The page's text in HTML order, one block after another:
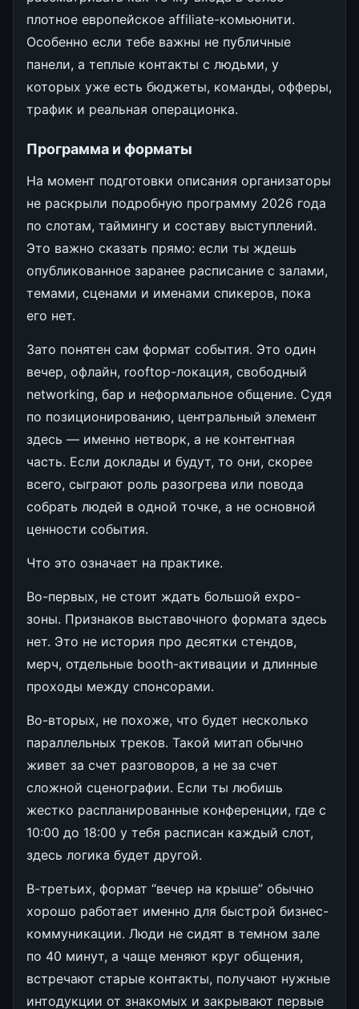
плотное европейское affiliate-комьюнити.
Особенно если тебе важны не публичные
панели, а теплые контакты с людьми, у
которых уже есть бюджеты, команды, офферы,
трафик и реальная операционка.
Программа и форматы
На момент подготовки описания организаторы
не раскрыли подробную программу 2026 года
по слотам, таймингу и составу выступлений.
Это важно сказать прямо: если ты ждешь
опубликованное заранее расписание с залами,
темами, сценами и именами спикеров, пока
его нет.
Зато понятен сам формат события. Это один
вечер, офлайн, rooftop-локация, свободный
networking, бар и неформальное общение. Судя
по позиционированию, центральный элемент
здесь — именно нетворк, а не контентная
часть. Если доклады и будут, то они, скорее
всего, сыграют роль разогрева или повода
собрать людей в одной точке, а не основной
ценности события.
Что это означает на практике.
Во-первых, не стоит ждать большой expo-
зоны. Признаков выставочного формата здесь
нет. Это не история про десятки стендов,
мерч, отдельные booth-активации и длинные
проходы между спонсорами.
Во-вторых, не похоже, что будет несколько
параллельных треков. Такой митап обычно
живет за счет разговоров, а не за счет
сложной сценографии. Если ты любишь
жестко распланированные конференции, где с
10:00 до 18:00 у тебя расписан каждый слот,
здесь логика будет другой.
В-третьих, формат “вечер на крыше” обычно
хорошо работает именно для быстрой бизнес-
коммуникации. Люди не сидят в темном зале
по 40 минут, а чаще меняют круг общения,
встречают старые контакты, получают нужные
интодукции от знакомых и закрывают первые